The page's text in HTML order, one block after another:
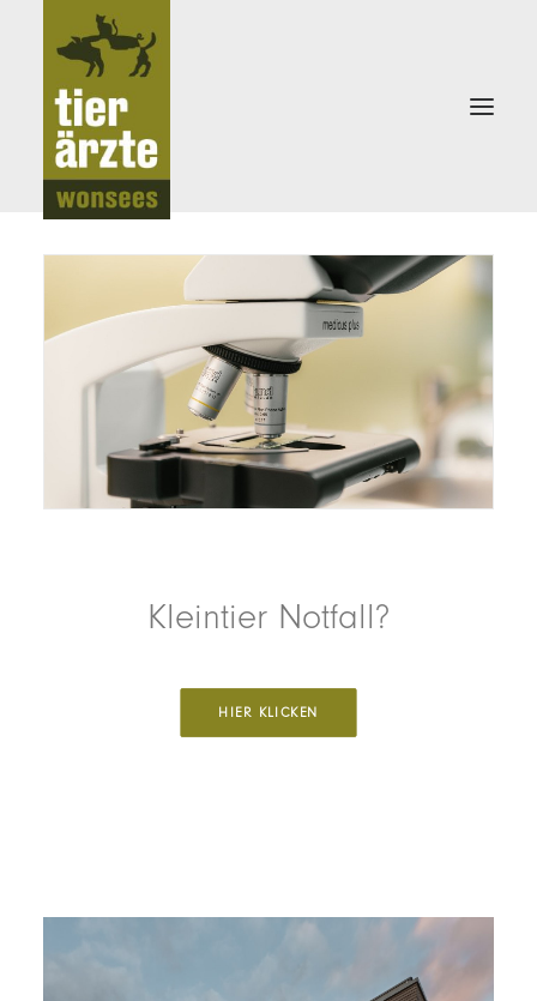
KLEINTIERPRAXIS
TEAM
LEISTUNGEN
NOTDIENST
KONTAKT
SCHWEINEPRAXISKleintier Notfall?
HIER KLICKEN